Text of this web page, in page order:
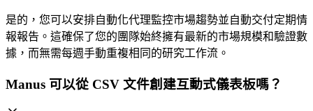
是的，您可以安排自動化代理監控市場趨勢並自動交付定期情
報報告。這確保了您的團隊始終擁有最新的市場規模和驗證數
據，而無需每週手動重複相同的研究工作流。
Manus 可以從 CSV 文件創建互動式儀表板嗎？